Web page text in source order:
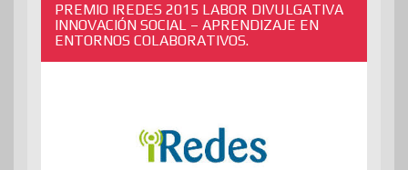
PREMIO IREDES 2015 LABOR DIVULGATIVA
INNOVACIÓN SOCIAL – APRENDIZAJE EN
ENTORNOS COLABORATIVOS.